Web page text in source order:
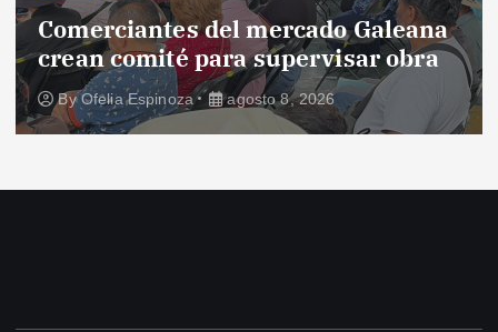
Comerciantes del mercado Galeana
crean comité para supervisar obra
ByOfelia Espinoza agosto 8, 2026